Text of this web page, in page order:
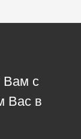
Вам с
Вас в